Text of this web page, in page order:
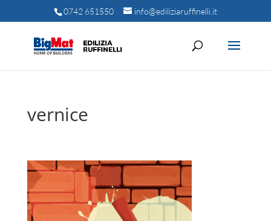
0742 651550 info@ediliziaruffinelli.it
vernice